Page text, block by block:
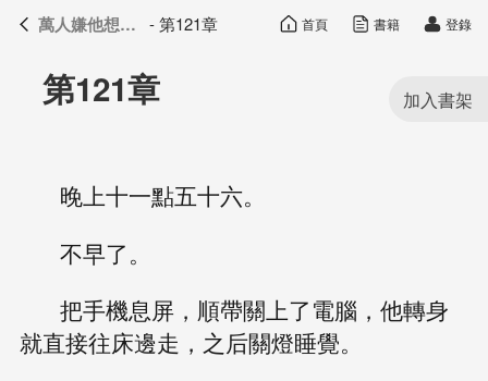
萬人嫌他想開了 目錄
第121章
晚上十一點五十六。
不早了。
把手機息屏，順帶關上了電腦，他轉身
就直接往床邊走，之后關燈睡覺。
萬人嫌他想開了 - 第121章 首頁 書籍 登錄